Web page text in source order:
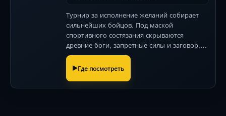
Турнир за исполнение желаний собирает
сильнейших бойцов. Под маской
спортивного состязания скрываются
древние боги, запретные силы и заговор,
меняющий реальность. Динамичные бои
от студии MAPPA!
Где посмотреть